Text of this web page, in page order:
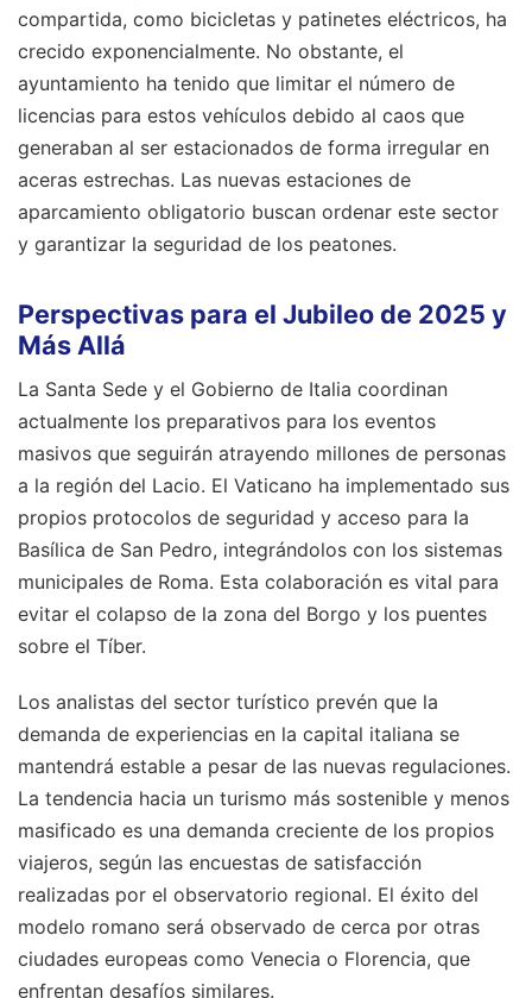
compartida, como bicicletas y patinetes eléctricos, ha
crecido exponencialmente. No obstante, el
ayuntamiento ha tenido que limitar el número de
licencias para estos vehículos debido al caos que
generaban al ser estacionados de forma irregular en
aceras estrechas. Las nuevas estaciones de
aparcamiento obligatorio buscan ordenar este sector
y garantizar la seguridad de los peatones.
Perspectivas para el Jubileo de 2025 y
Más Allá
La Santa Sede y el Gobierno de Italia coordinan
actualmente los preparativos para los eventos
masivos que seguirán atrayendo millones de personas
a la región del Lacio. El Vaticano ha implementado sus
propios protocolos de seguridad y acceso para la
Basílica de San Pedro, integrándolos con los sistemas
municipales de Roma. Esta colaboración es vital para
evitar el colapso de la zona del Borgo y los puentes
sobre el Tíber.
Los analistas del sector turístico prevén que la
demanda de experiencias en la capital italiana se
mantendrá estable a pesar de las nuevas regulaciones.
La tendencia hacia un turismo más sostenible y menos
masificado es una demanda creciente de los propios
viajeros, según las encuestas de satisfacción
realizadas por el observatorio regional. El éxito del
modelo romano será observado de cerca por otras
ciudades europeas como Venecia o Florencia, que
enfrentan desafíos similares.